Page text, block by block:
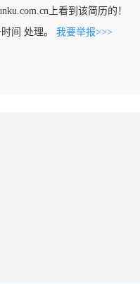
上看到该简历的！
间 处理。 我要举报>>>